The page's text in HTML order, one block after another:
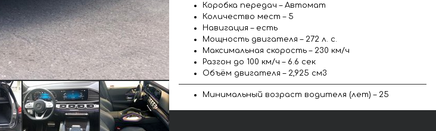
Коробка передач – Автомат
Количество мест – 5
Навигация – есть
Мощность двигателя – 272 л. с.
Максимальная скорость – 230 км/ч
Разгон до 100 км/ч – 6.6 сек
Объём двигателя – 2,925 см3
Минимальный возраст водителя (лет) – 25